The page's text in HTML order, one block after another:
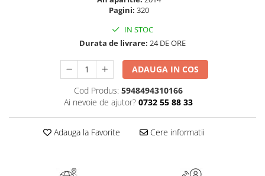
Ma pregatesc pentru scoala
Manuale - Carte Scolara
Clasa a III-a
Clasa a IV-a
Pagini: 320
IN STOC
Durata de livrare: 24 DE ORE
ADAUGA IN COS
Cod Produs: 5948494310166
Ai nevoie de ajutor? 0732 55 88 33
Adauga la Favorite Cere informatii